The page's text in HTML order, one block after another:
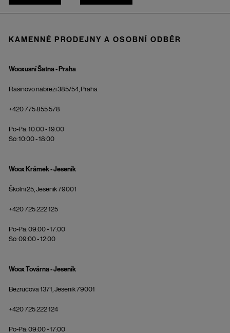
KAMENNÉ PRODEJNY A OSOBNÍ ODBĚR
Wooxusní Šatna - Praha
Rašínovo nábřeží 385/54, Praha
+420 775 855 578
Po-Pá: 10:00 - 19:00
So: 10:00 - 18:00
Woox Krámek - Jeseník
Školní 25, Jeseník 79001
+420 725 222 125
Po-Pá: 09:00 - 17:00
So: 09:00 - 12:00
Woox Továrna - Jeseník
Bezručova 1371, Jeseník 79001
+420 725 222 124
Po-Pá: 09:00 - 17:00